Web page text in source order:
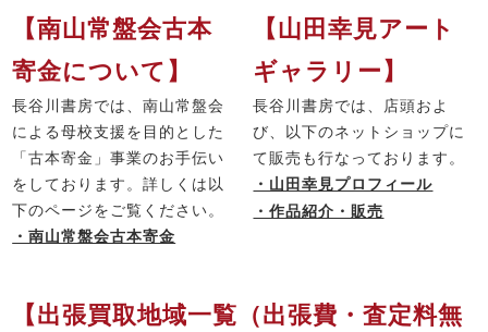
【南山常盤会古本
寄金について】
長谷川書房では、南山常盤会
による母校支援を目的とした
「古本寄金」事業のお手伝い
をしております。詳しくは以
下のページをご覧ください。
・南山常盤会古本寄金
【山田幸見アート
ギャラリー】
長谷川書房では、店頭およ
び、以下のネットショップに
て販売も行なっております。
・山田幸見プロフィール
・作品紹介・販売
【出張買取地域一覧（出張費・査定料無